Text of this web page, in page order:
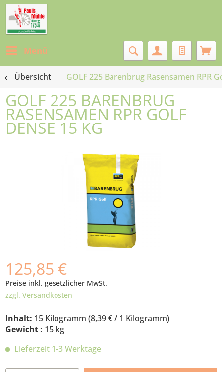
Menü
Übersicht GOLF 225 Barenbrug Rasensamen RPR
GOLF 225 BARENBRUG
RASENSAMEN RPR GOLF
DENSE 15 KG
125,85 €
Preise inkl. gesetzlicher MwSt.
zzgl. Versandkosten
Inhalt: 15 Kilogramm (8,39 €/ 1 Kilogramm)
Gewicht : 15 kg
Lieferzeit 1-3 Werktage